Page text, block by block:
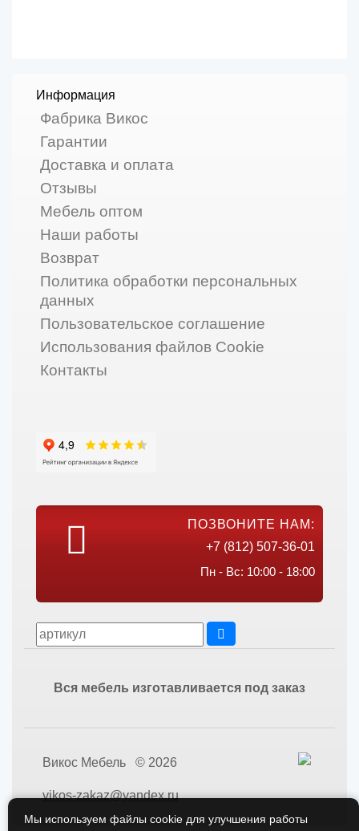
Информация
Фабрика Викос
Гарантии
Доставка и оплата
Отзывы
Мебель оптом
Наши работы
Возврат
Политика обработки персональных
данных
Пользовательское соглашение
Использования файлов Cookie
Контакты
ПОЗВОНИТЕ НАМ:
+7 (812) 507-36-01
Пн - Вс: 10:00 - 18:00
Вся мебель изготавливается под заказ
Викос Мебель © 2026
vikos-zakaz@yandex.ru
Мы используем файлы cookie для улучшения работы